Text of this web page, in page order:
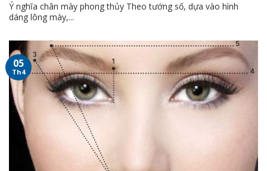
Ý nghĩa chân mày phong thủy Theo tướng số, dựa vào hình
dáng lông mày,...
05
Th4